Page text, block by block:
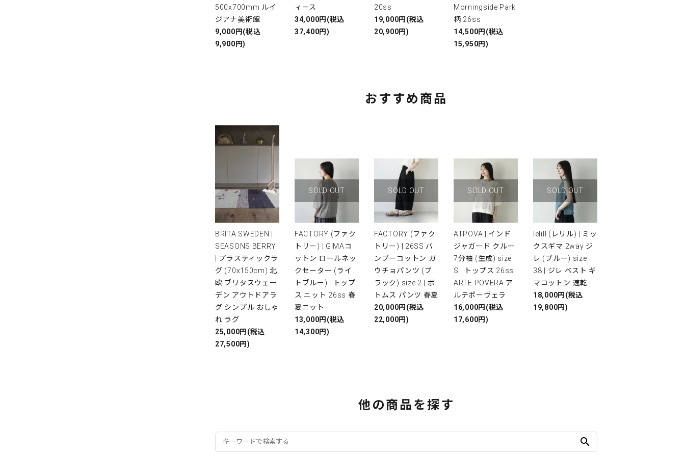
500x700mm ルイ
ジアナ美術館
9,000円(税込
9,900円)
ィース
34,000円(税込
37,400円)
20ss
19,000円(税込
20,900円)
Morningside Park
柄 26ss
14,500円(税込
15,950円)
おすすめ商品
BRITA SWEDEN |
SEASONS BERRY
| プラスティックラ
グ (70x150cm) 北
欧 ブリタスウェー
デン アウトドアラ
グ シンプル おしゃ
れ ラグ
25,000円(税込
27,500円)
SOLD OUT
FACTORY (ファク
トリー) | GIMAコ
ットン ロールネッ
クセーター (ライ
トブルー) | トップ
ス ニット 26ss 春
夏ニット
13,000円(税込
14,300円)
SOLD OUT
FACTORY (ファク
トリー) | 26SS バ
ンブーコットン ガ
ウチョパンツ (ブ
ラック) size 2 | ボ
トムス パンツ 春夏
20,000円(税込
22,000円)
SOLD OUT
ATPOVA | インド
ジャガード クルー
7分袖 (生成) size
S | トップス 26ss
ARTE POVERA ア
ルテポーヴェラ
16,000円(税込
17,600円)
SOLD OUT
lelill (レリル) | ミッ
クスギマ 2way ジ
レ (ブルー) size
38 | ジレ ベスト ギ
マコットン 速乾
18,000円(税込
19,800円)
他の商品を探す
search